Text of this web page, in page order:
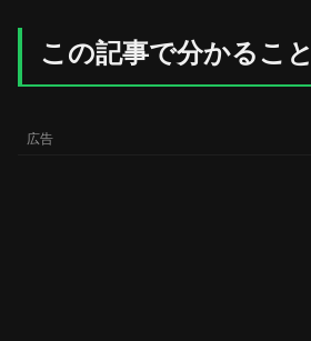
この記事で分かること